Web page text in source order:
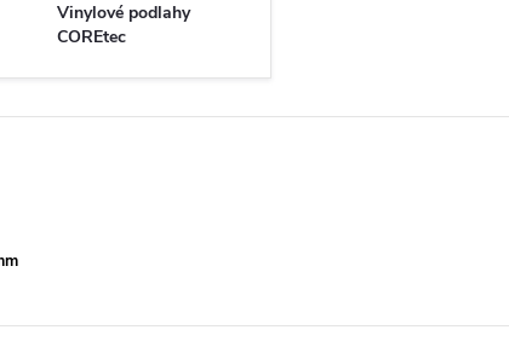
Vinylové podlahy
COREtec